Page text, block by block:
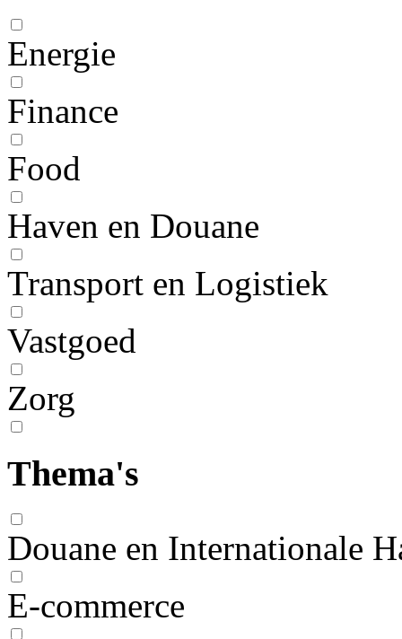
Energie
Finance
Food
Haven en Douane
Transport en Logistiek
Vastgoed
Zorg
Thema's
Douane en Internationale
E-commerce